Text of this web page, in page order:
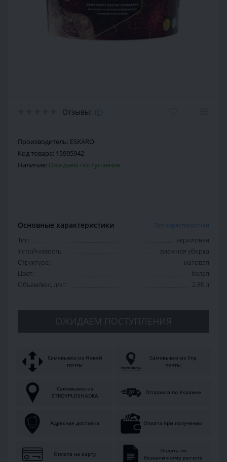
Отзывы: (0)
Производитель: ESKARO
Код товара: 15995942
Наличие: Ожидаем поступления
Основные характеристики Все характеристики
Тип:
акриловая
Устойчивость:
влажная уборка
Структура:
матовая
Цвет:
белая
Объем/вес, л/кг:
2.85 л
ОЖИДАЕМ ПОСТУПЛЕНИЯ
Самовывоз из Новой
почты
Самовывоз из Укр
почты
Самовывоз из
STROYPLOSHADKA
Отправка по Украине
Адресная доставка Оплата при получении
Оплата на карту
Оплата по
безналичному расчету